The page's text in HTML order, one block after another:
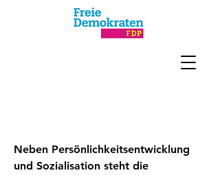
Neben Persönlichkeitsentwicklung
und Sozialisation steht die